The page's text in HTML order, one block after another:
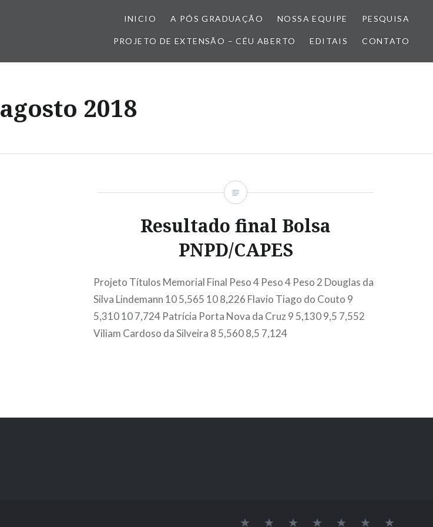
INICIO A PÓS GRADUAÇÃO NOSSA EQUIPE PESQUISA
PROJETO DE EXTENSÃO – CÉU ABERTO EDITAIS CONTATO
agosto 2018
Resultado final Bolsa
PNPD/CAPES
Projeto Títulos Memorial Final Peso 4 Peso 4 Peso 2 Douglas da
Silva Lindemann 10 5,565 10 8,226 Flavio Tiago do Couto 9
5,310 10 7,724 Patrícia Porta Nova da Cruz 9 5,130 9,5 7,552
Viliam Cardoso da Silveira 8 5,560 8,5 7,124
Inicio
Nossa PesquisaProjetoEditais